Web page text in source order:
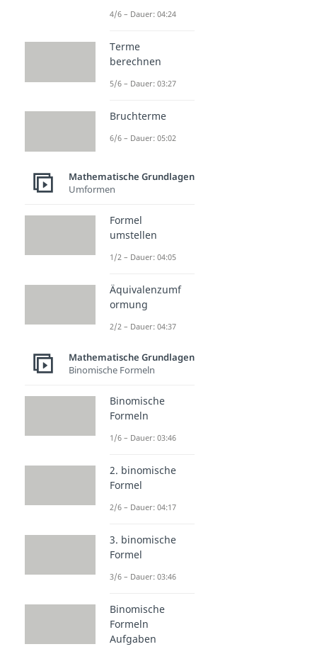
4/6 – Dauer: 04:24
Terme
berechnen
5/6 – Dauer: 03:27
Bruchterme
6/6 – Dauer: 05:02
Mathematische Grundlagen
Umformen
Formel
umstellen
1/2 – Dauer: 04:05
Äquivalenzumf
ormung
2/2 – Dauer: 04:37
Mathematische Grundlagen
Binomische Formeln
Binomische
Formeln
1/6 – Dauer: 03:46
2. binomische
Formel
2/6 – Dauer: 04:17
3. binomische
Formel
3/6 – Dauer: 03:46
Binomische
Formeln
Aufgaben